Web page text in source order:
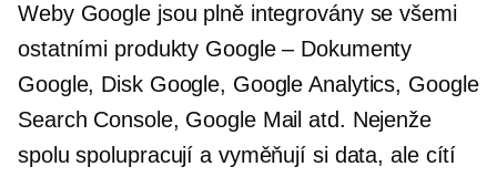
Weby Google jsou plně integrovány se všemi
ostatními produkty Google – Dokumenty
Google, Disk Google, Google Analytics, Google
Search Console, Google Mail atd. Nejenže
spolu spolupracují a vyměňují si data, ale cítí